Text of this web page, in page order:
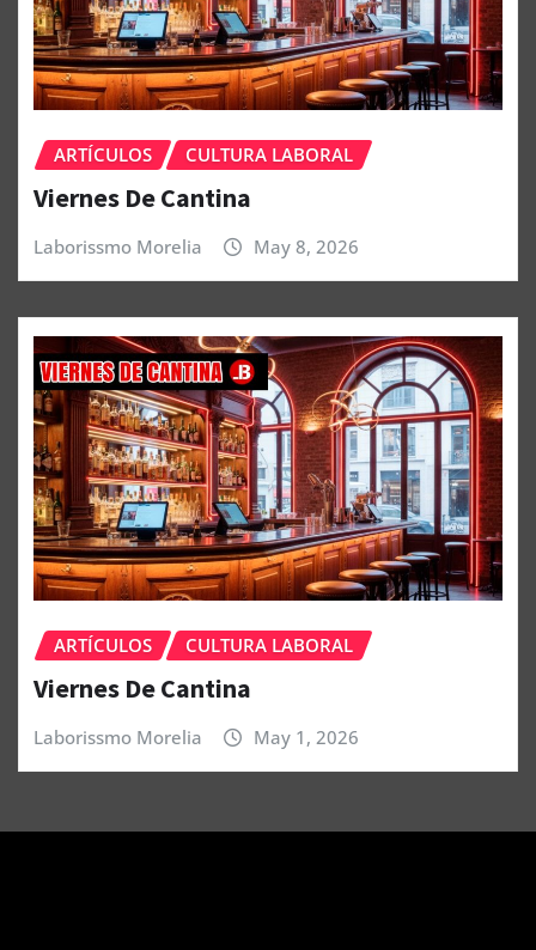
ARTÍCULOS CULTURA LABORAL
Viernes De Cantina
Laborissmo Morelia May 8, 2026
ARTÍCULOS CULTURA LABORAL
Viernes De Cantina
Laborissmo Morelia May 1, 2026